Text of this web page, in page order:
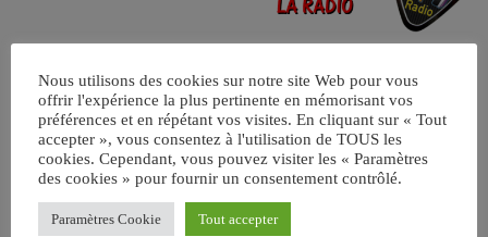
ÉCRIT PAR:JEAN-CLAUDE
Nous utilisons des cookies sur notre site Web pour vous
offrir l'expérience la plus pertinente en mémorisant vos
préférences et en répétant vos visites. En cliquant sur « Tout
accepter », vous consentez à l'utilisation de TOUS les
cookies. Cependant, vous pouvez visiter les « Paramètres
des cookies » pour fournir un consentement contrôlé.
Paramètres Cookie Tout accepter